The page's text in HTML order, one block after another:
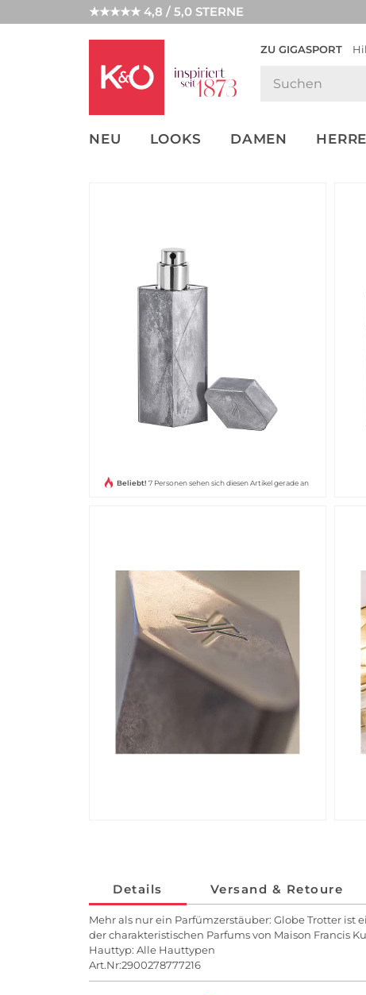
★★★★★ 4,8 / 5,0 STERNE
ZU GIGASPORT
NEU LOOKS DAMEN
NEW IN
WEDDING
Beliebt! 7 Personen sehen sich diesen Artikel gerade an
Details Versand & Retoure
Mehr als nur ein Parfümzerstäuber: Globe Trotter ist
der charakteristischen Parfums von Maison Francis
Hauttyp: Alle Hauttypen
Art.Nr:2900278777216